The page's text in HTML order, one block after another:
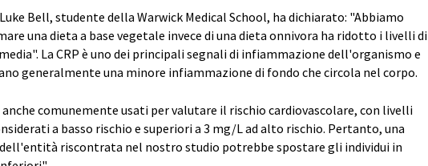
Bell, studente della Warwick Medical School, ha dichiarato: "Abbiamo
una dieta a base vegetale invece di una dieta onnivora ha ridotto i livelli di
La CRP è uno dei principali segnali di infiammazione dell'organismo e
generalmente una minore infiammazione di fondo che circola nel corpo.
comunemente usati per valutare il rischio cardiovascolare, con livelli
a basso rischio e superiori a 3 mg/L ad alto rischio. Pertanto, una
dell'entità riscontrata nel nostro studio potrebbe spostare gli individui in